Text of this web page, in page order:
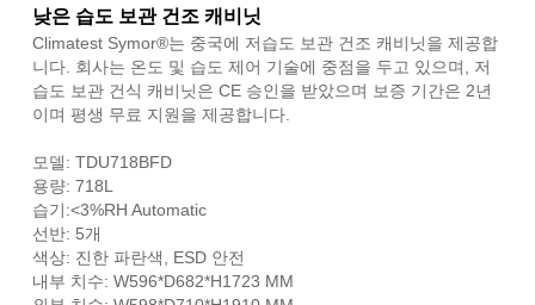
낮은 습도 보관 건조 캐비닛
Climatest Symor®는 중국에 저습도 보관 건조 캐비닛을 제공합
니다. 회사는 온도 및 습도 제어 기술에 중점을 두고 있으며, 저
습도 보관 건식 캐비닛은 CE 승인을 받았으며 보증 기간은 2년
이며 평생 무료 지원을 제공합니다.
모델: TDU718BFD
용량: 718L
습기:<3%RH Automatic
선반: 5개
색상: 진한 파란색, ESD 안전
내부 치수: W596*D682*H1723 MM